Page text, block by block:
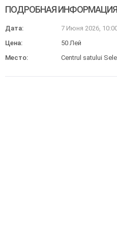
ПОДРОБНАЯ ИНФОРМАЦИЯ
Дата: 7 Июня 2026,
Цена:
50 Лей
Место:
Centrul satului